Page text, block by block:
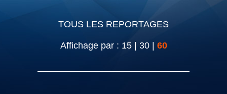
TOUS LES REPORTAGES
Affichage par : 15| 30| 60